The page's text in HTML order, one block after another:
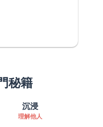
秘籍
沉浸
理解他人